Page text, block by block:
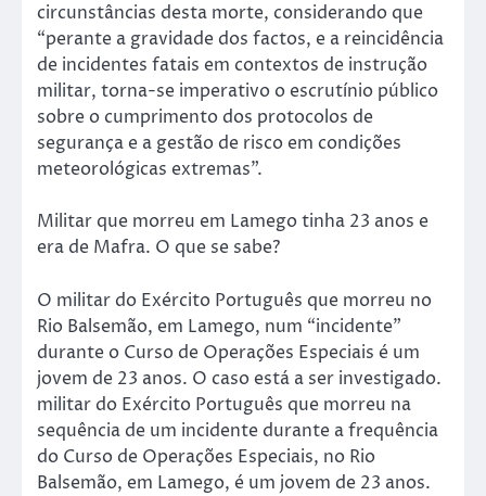
circunstâncias desta morte, considerando que
“perante a gravidade dos factos, e a reincidência
de incidentes fatais em contextos de instrução
militar, torna-se imperativo o escrutínio público
sobre o cumprimento dos protocolos de
segurança e a gestão de risco em condições
meteorológicas extremas”.
Militar que morreu em Lamego tinha 23 anos e
era de Mafra. O que se sabe?
O militar do Exército Português que morreu no
Rio Balsemão, em Lamego, num “incidente”
durante o Curso de Operações Especiais é um
jovem de 23 anos. O caso está a ser investigado.
militar do Exército Português que morreu na
sequência de um incidente durante a frequência
do Curso de Operações Especiais, no Rio
Balsemão, em Lamego, é um jovem de 23 anos.